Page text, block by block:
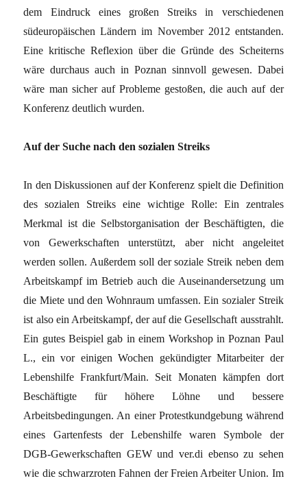
dem Eindruck eines großen Streiks in verschiedenen
südeuropäischen Ländern im November 2012 entstanden.
Eine kritische Reflexion über die Gründe des Scheiterns
wäre durchaus auch in Poznan sinnvoll gewesen. Dabei
wäre man sicher auf Probleme gestoßen, die auch auf der
Konferenz deutlich wurden.
Auf der Suche nach den sozialen Streiks
In den Diskussionen auf der Konferenz spielt die Definition
des sozialen Streiks eine wichtige Rolle: Ein zentrales
Merkmal ist die Selbstorganisation der Beschäftigten, die
von Gewerkschaften unterstützt, aber nicht angeleitet
werden sollen. Außerdem soll der soziale Streik neben dem
Arbeitskampf im Betrieb auch die Auseinandersetzung um
die Miete und den Wohnraum umfassen. Ein sozialer Streik
ist also ein Arbeitskampf, der auf die Gesellschaft ausstrahlt.
Ein gutes Beispiel gab in einem Workshop in Poznan Paul
L., ein vor einigen Wochen gekündigter Mitarbeiter der
Lebenshilfe Frankfurt/Main. Seit Monaten kämpfen dort
Beschäftigte für höhere Löhne und bessere
Arbeitsbedingungen. An einer Protestkundgebung während
eines Gartenfests der Lebenshilfe waren Symbole der
DGB-Gewerkschaften GEW und ver.di ebenso zu sehen
wie die schwarzroten Fahnen der Freien Arbeiter Union. Im